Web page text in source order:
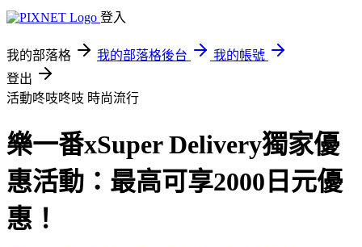
登入
我的部落格 我的部落格後台
我的帳號
登出
活動咚吱咚吱 時尚流行
樂一番xSuper Delivery獨家優
惠活動：最高可享2000日元優
惠！